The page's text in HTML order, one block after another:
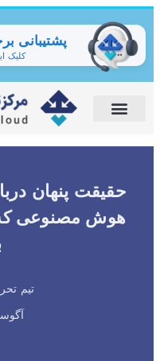
پشتیبانی
کلیک
حقیقت پنهان
هوش مصنوعی
تیم
آگوست